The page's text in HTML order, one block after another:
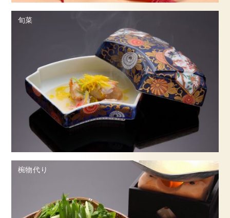
ご予約・お問合せ
企業情報 サイトマップ
旬菜
椀物代り